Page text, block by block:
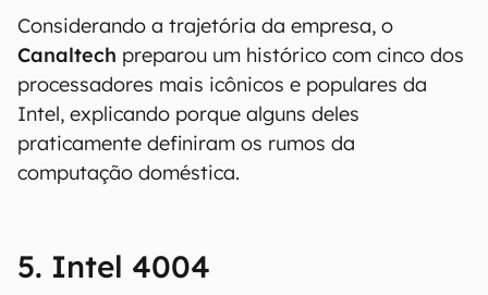
Considerando a trajetória da empresa, o
Canaltech preparou um histórico com cinco dos
processadores mais icônicos e populares da
Intel, explicando porque alguns deles
praticamente definiram os rumos da
computação doméstica.
5. Intel 4004